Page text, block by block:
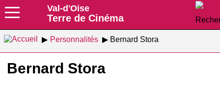
Val-d'Oise
Terre de Cinéma
Personnalités Bernard Stora
Bernard Stora